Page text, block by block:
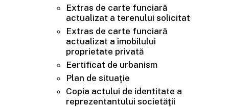
Extras de carte funciară
actualizat a terenului solicitat
Extras de carte funciară
actualizat a imobilului
proprietate privată
Eertificat de urbanism
Plan de situaţie
Copia actului de identitate a
reprezentantului societăţii